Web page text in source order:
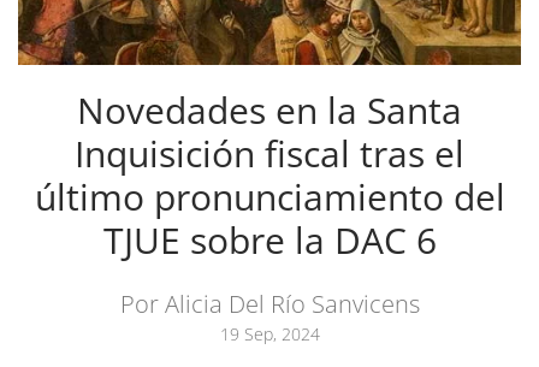
Novedades en la Santa
Inquisición fiscal tras el
último pronunciamiento del
TJUE sobre la DAC 6
Por Alicia Del Río Sanvicens
19 Sep, 2024